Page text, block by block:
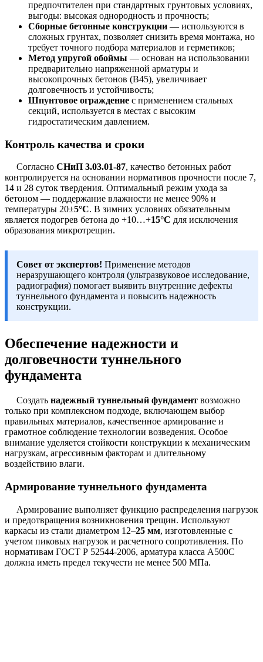
предпочтителен при стандартных грунтовых условиях,
выгоды: высокая однородность и прочность;
Сборные бетонные конструкции — используются в
сложных грунтах, позволяет снизить время монтажа, но
требует точного подбора материалов и герметиков;
Метод упругой обоймы — основан на использовании
предварительно напряженной арматуры и
высокопрочных бетонов (В45), увеличивает
долговечность и устойчивость;
Шпунтовое ограждение с применением стальных
секций, используется в местах с высоким
гидростатическим давлением.
Контроль качества и сроки
Согласно СНиП 3.03.01-87, качество бетонных работ
контролируется на основании нормативов прочности после 7,
14 и 28 суток твердения. Оптимальный режим ухода за
бетоном — поддержание влажности не менее 90% и
температуры 20±5°C. В зимних условиях обязательным
является подогрев бетона до +10…+15°C для исключения
образования микротрещин.
Совет от экспертов! Применение методов
неразрушающего контроля (ультразвуковое исследование,
радиография) помогает выявить внутренние дефекты
туннельного фундамента и повысить надежность
конструкции.
Обеспечение надежности и
долговечности туннельного
фундамента
Создать надежный туннельный фундамент возможно
только при комплексном подходе, включающем выбор
правильных материалов, качественное армирование и
грамотное соблюдение технологии возведения. Особое
внимание уделяется стойкости конструкции к механическим
нагрузкам, агрессивным факторам и длительному
воздействию влаги.
Армирование туннельного фундамента
Армирование выполняет функцию распределения нагрузок
и предотвращения возникновения трещин. Используют
каркасы из стали диаметром 12–25 мм, изготовленные с
учетом пиковых нагрузок и расчетного сопротивления. По
нормативам ГОСТ Р 52544-2006, арматура класса А500С
должна иметь предел текучести не менее 500 МПа.